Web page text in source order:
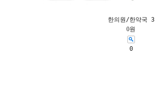
한의원/한약국 3
0원
0